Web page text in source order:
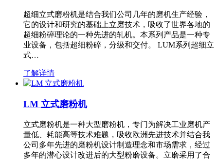
超细立式磨粉机是结合我们公司几年的磨机生产经验，
它的设计和研究的基础上立磨技术，吸收了世界各地的
超细粉碎理论的一种先进的轧机。本系列产品是一种专
业设备，包括超细粉碎，分级和交付。 LUM系列超细立
式…
了解详情
LM 立式磨粉机
立式磨粉机是一种大型磨粉机，专门为解决工业磨机产
量低、耗能高等技术难题，吸收欧洲先进技术并结合我
公司多年先进的磨粉机设计制造理念和市场需求，经过
多年的潜心设计改进后的大型粉磨设备。立磨采用了合